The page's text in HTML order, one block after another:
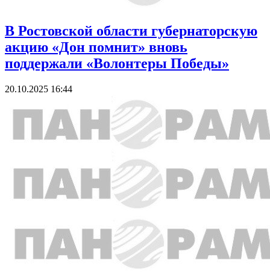
В Ростовской области губернаторскую
акцию «Дон помнит» вновь
поддержали «Волонтеры Победы»
20.10.2025 16:44